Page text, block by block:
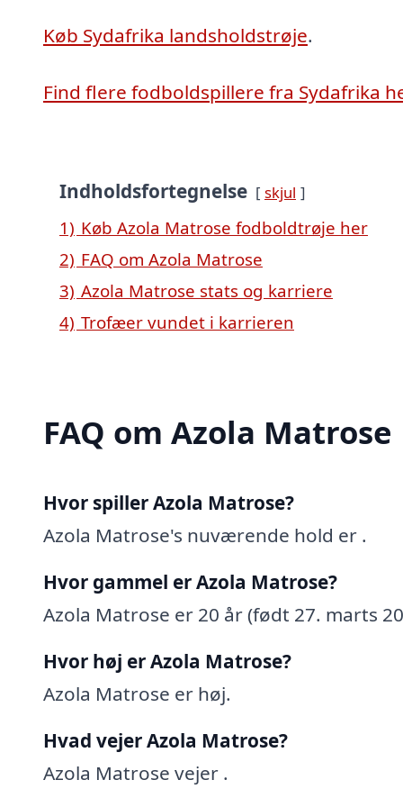
Køb Sydafrika landsholdstrøje.
Find flere fodboldspillere fra Sydafrika
Indholdsfortegnelse skjul
1) Køb Azola Matrose fodboldtrøje her
2) FAQ om Azola Matrose
3) Azola Matrose stats og karriere
4) Trofæer vundet i karrieren
FAQ om Azola Matrose
Hvor spiller Azola Matrose?
Azola Matrose's nuværende hold er .
Hvor gammel er Azola Matrose?
Azola Matrose er 20 år (født 27. marts
Hvor høj er Azola Matrose?
Azola Matrose er høj.
Hvad vejer Azola Matrose?
Azola Matrose vejer .